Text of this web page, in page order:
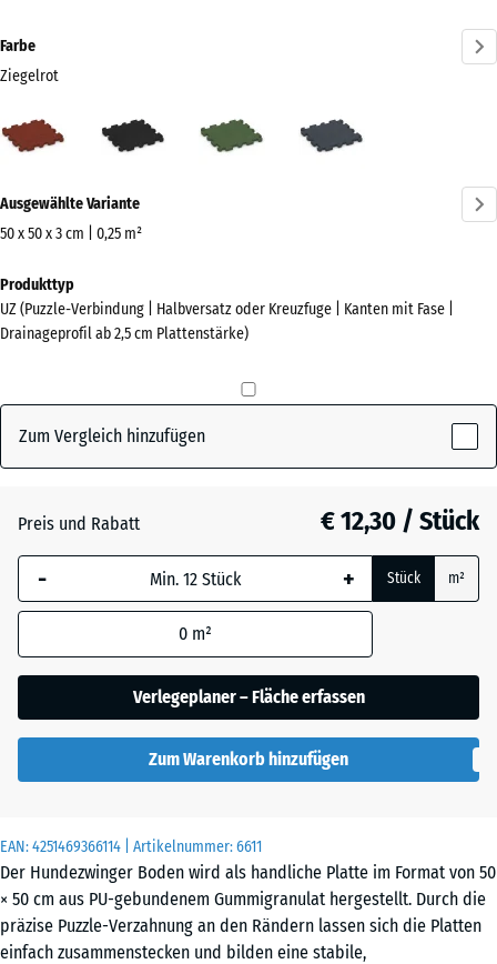
EAN:4251469366114 | Artikelnummer:6611
Der Hundezwinger Boden wird als handliche Platte im Format von 50
× 50 cm aus PU-gebundenem Gummigranulat hergestellt. Durch die
präzise Puzzle-Verzahnung an den Rändern lassen sich die Platten
einfach zusammenstecken und bilden eine stabile,
Farbe
Ziegelrot
(active)
Informationen
zu
Farben?
Farbpalette
Ziegelrot(active)
+ € 0,60
Ausgewählte Variante
50 x 50 x 3 cm | 0,25 m²
Abmessungen
für
den
x
540
Die gewählte, blau
umrandete
Abmessung wird
Produktdaten nicht
anders angegeben)
für die
Bedarfsberechnung
x
50
x 3
cm
|
Produkttyp
UZ (Puzzle-Verbindung | Halbversatz oder Kreuzfuge | Kanten mit Fase |
Drainageprofil ab 2,5 cm Plattenstärke)
Zum Vergleich hinzufügen
Preis und Rabatt € 12,30 / Stück
- + Stück m²
0 m²
Verlegeplaner – Fläche erfassen
Zum Warenkorb hinzufügen